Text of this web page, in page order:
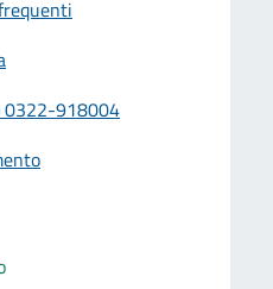
0322-918004